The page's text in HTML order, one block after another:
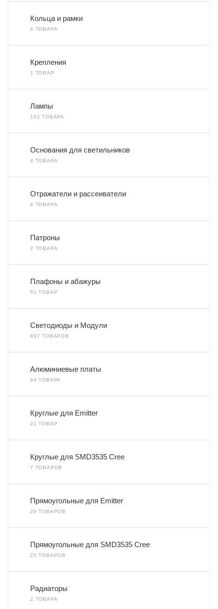
Кольца и рамки
4 ТОВАРА
Крепления
1 ТОВАР
Лампы
162 ТОВАРА
Основания для светильников
4 ТОВАРА
Отражатели и рассеиватели
4 ТОВАРА
Патроны
2 ТОВАРА
Плафоны и абажуры
51 ТОВАР
Светодиоды и Модули
897 ТОВАРОВ
Алюминиевые платы
84 ТОВАРА
Круглые для Emitter
21 ТОВАР
Круглые для SMD3535 Cree
7 ТОВАРОВ
Прямоугольные для Emitter
29 ТОВАРОВ
Прямоугольные для SMD3535 Cree
25 ТОВАРОВ
Радиаторы
2 ТОВАРА